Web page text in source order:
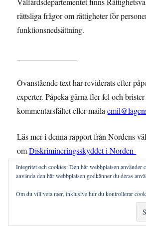
rättsliga frågor om rättigheter för
funktionsnedsättning.
Ovanstående text har reviderats efter
experter. Påpeka gärna fler fel och
kommentarsfältet eller maila
Läs mer i denna rapport från Nordens
omDiskrimineringsskyddet i Norden
Experter från de nordiska länderna
vår internationella konferens den 30
Integritet och cookies: Den här webbplatsen använder
använda den här webbplatsen godkänner du deras
Om du vill veta mer, inklusive hur du kontrollerar